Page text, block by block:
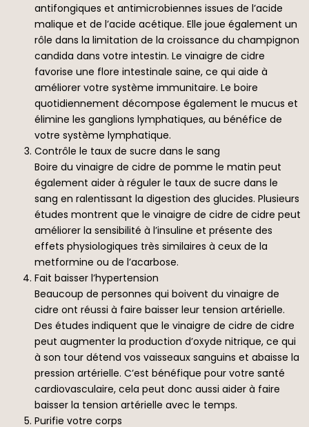
antifongiques et antimicrobiennes issues de l’acide
malique et de l’acide acétique. Elle joue également un
rôle dans la limitation de la croissance du champignon
candida dans votre intestin. Le vinaigre de cidre
favorise une flore intestinale saine, ce qui aide à
améliorer votre système immunitaire. Le boire
quotidiennement décompose également le mucus et
élimine les ganglions lymphatiques, au bénéfice de
votre système lymphatique.
Contrôle le taux de sucre dans le sang
Boire du vinaigre de cidre de pomme le matin peut
également aider à réguler le taux de sucre dans le
sang en ralentissant la digestion des glucides. Plusieurs
études montrent que le vinaigre de cidre de cidre peut
améliorer la sensibilité à l’insuline et présente des
effets physiologiques très similaires à ceux de la
metformine ou de l’acarbose.
Fait baisser l’hypertension
Beaucoup de personnes qui boivent du vinaigre de
cidre ont réussi à faire baisser leur tension artérielle.
Des études indiquent que le vinaigre de cidre de cidre
peut augmenter la production d’oxyde nitrique, ce qui
à son tour détend vos vaisseaux sanguins et abaisse la
pression artérielle. C’est bénéfique pour votre santé
cardiovasculaire, cela peut donc aussi aider à faire
baisser la tension artérielle avec le temps.
Purifie votre corps